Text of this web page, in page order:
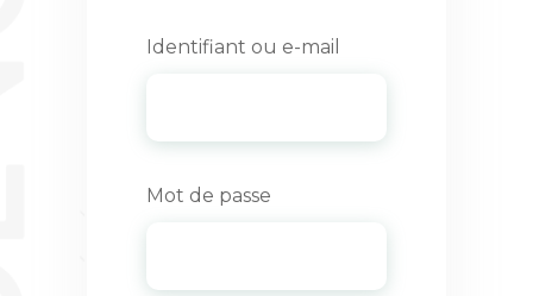
Identifiant ou e-mail
Mot de passe